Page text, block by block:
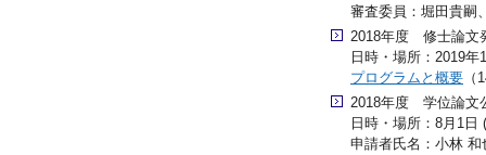
審査委員：堀田貴嗣
2018年度 修士論文
日時・場所：2019
プログラムと概要
2018年度 学位論文
日時・場所：8月1
申請者氏名：小林